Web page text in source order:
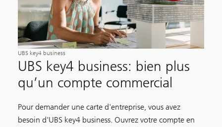
UBS key4 business
UBS key4 business: bien plus
qu’un compte commercial
Pour demander une carte d'entreprise, vous avez
besoin d'UBS key4 business. Ouvrez votre compte en